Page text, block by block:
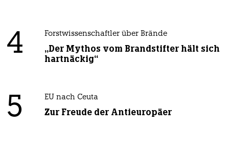
4 Forstwissenschaftler über Brände
„Der Mythos vom Brandstifter hält sich
hartnäckig“
5 EU nach Ceuta
Zur Freude der Antieuropäer